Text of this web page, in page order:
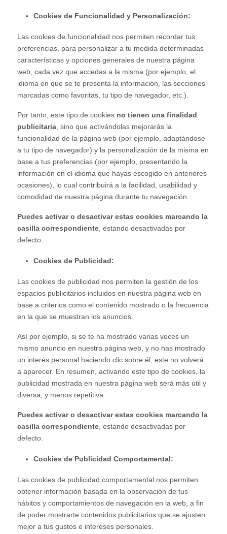
Cookies de Funcionalidad y Personalización:
Las cookies de funcionalidad nos permiten recordar tus
preferencias, para personalizar a tu medida determinadas
características y opciones generales de nuestra página
web, cada vez que accedas a la misma (por ejemplo, el
idioma en que se te presenta la información, las secciones
marcadas como favoritas, tu tipo de navegador, etc.).
Por tanto, este tipo de cookies no tienen una finalidad
publicitaria , sino que activándolas mejorarás la
funcionalidad de la página web (por ejemplo, adaptándose
a tu tipo de navegador) y la personalización de la misma en
base a tus preferencias (por ejemplo, presentando la
información en el idioma que hayas escogido en anteriores
ocasiones), lo cual contribuirá a la facilidad, usabilidad y
comodidad de nuestra página durante tu navegación.
Puedes activar o desactivar estas cookies marcando la
casilla correspondiente , estando desactivadas por
defecto.
Cookies de Publicidad:
Las cookies de publicidad nos permiten la gestión de los
espacios publicitarios incluidos en nuestra página web en
base a criterios como el contenido mostrado o la frecuencia
en la que se muestran los anuncios.
Así por ejemplo, si se te ha mostrado varias veces un
mismo anuncio en nuestra página web, y no has mostrado
un interés personal haciendo clic sobre él, este no volverá
a aparecer. En resumen, activando este tipo de cookies, la
publicidad mostrada en nuestra página web será más útil y
diversa, y menos repetitiva.
Puedes activar o desactivar estas cookies marcando la
casilla correspondiente , estando desactivadas por
defecto.
Cookies de Publicidad Comportamental:
Las cookies de publicidad comportamental nos permiten
obtener información basada en la observación de tus
hábitos y comportamientos de navegación en la web, a fin
de poder mostrarte contenidos publicitarios que se ajusten
mejor a tus gustos e intereses personales.